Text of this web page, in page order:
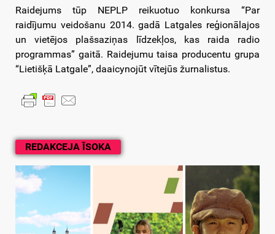
REDAKCEJA ĪSOKA
Raidejums tūp NEPLP reikuotuo konkursa “Par
raidījumu veidošanu 2014. gadā Latgales reģionālajos
un vietējos plašsaziņas līdzekļos, kas raida radio
programmas” gaitā. Raidejumu taisa producentu grupa
“Lietišķā Latgale”, daaicynojūt vītejūs žurnalistus.